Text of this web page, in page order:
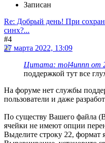
Записан
Re: Добрый день! При
синх?...
#4
27 марта 2022, 13:09
Цитата: mol4unnn от
поддержкой тут все
На форуме нет службы
пользователи и даже
По существу Вашего файла
ячейки не имеют опции
Выделите строку 22, формат